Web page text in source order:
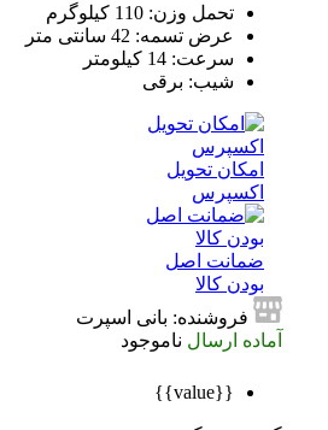
تحمل وزن: 110 کیلوگرم
عرض تسمه: 42 سانتی متر
سرعت: 14 کیلومتر
شیب: برقی
امکان تحویل
اکسپرس
ضمانت اصل
بودن کالا
فروشنده: بانی اسپرت
آماده ارسال ناموجود